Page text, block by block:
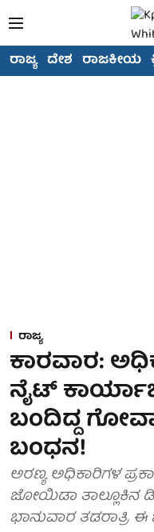
ರಾಜ್ಯ ದೇಶ ರಾಜಕೀಯ
ರಾಜ್ಯ
ಕಾರವಾರ:
ನೈಟ್
ಬಂದಿದ್ದ
ಬಂಧನ!
ಅರಣ್ಯ ಅಧಿಕಾರಿಗಳ
ಜೋಯಿಡಾ ತಾಲ್ಲೂಕಿನ
ಭಾನುವಾರ ತಡರಾತ್ರಿ